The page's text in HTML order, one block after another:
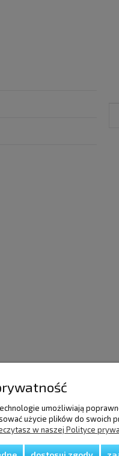
DOSTAWA I
Raty/Leasing
Koszty
umożliwiają
użycie plików do swoich
w naszej Polityce